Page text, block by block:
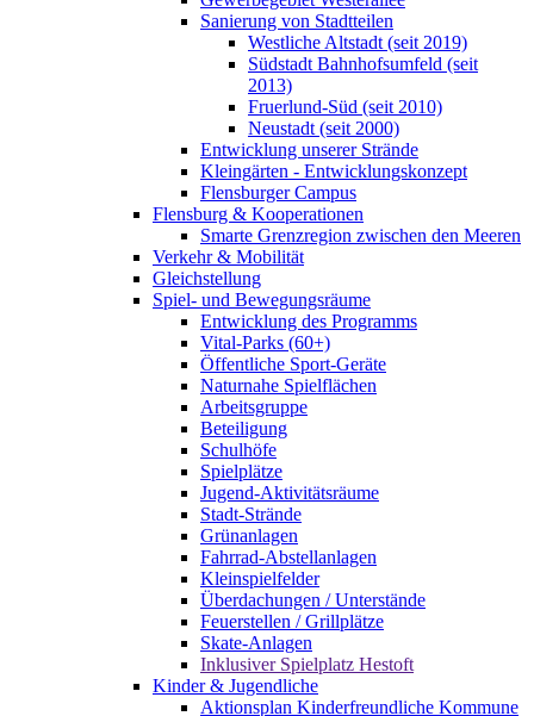
Sanierung von Stadtteilen
Westliche Altstadt (seit 2019)
Südstadt Bahnhofsumfeld (seit
2013)
Fruerlund-Süd (seit 2010)
Neustadt (seit 2000)
Entwicklung unserer Strände
Kleingärten - Entwicklungskonzept
Flensburger Campus
Flensburg & Kooperationen
Smarte Grenzregion zwischen den Meeren
Verkehr & Mobilität
Gleichstellung
Spiel- und Bewegungsräume
Entwicklung des Programms
Vital-Parks (60+)
Öffentliche Sport-Geräte
Naturnahe Spielflächen
Arbeitsgruppe
Beteiligung
Schulhöfe
Spielplätze
Jugend-Aktivitätsräume
Stadt-Strände
Grünanlagen
Fahrrad-Abstellanlagen
Kleinspielfelder
Überdachungen / Unterstände
Feuerstellen / Grillplätze
Skate-Anlagen
Inklusiver Spielplatz Hestoft
Kinder & Jugendliche
Aktionsplan Kinderfreundliche Kommune